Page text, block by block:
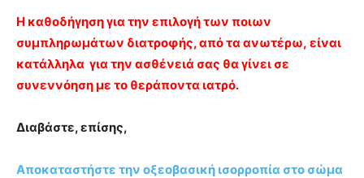
Η καθοδήγηση για την επιλογή των ποιων
συμπληρωμάτων διατροφής, από τα ανωτέρω, είναι
κατάλληλα για την ασθένειά σας θα γίνει σε
συνεννόηση με το θεράποντα ιατρό.
Διαβάστε, επίσης,
Αποκαταστήστε την οξεοβασική ισορροπία στο σώμα